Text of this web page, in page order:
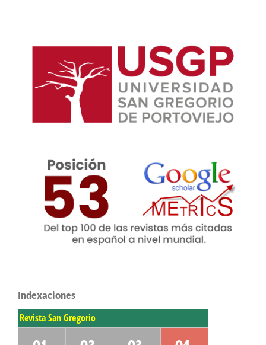
Indexaciones